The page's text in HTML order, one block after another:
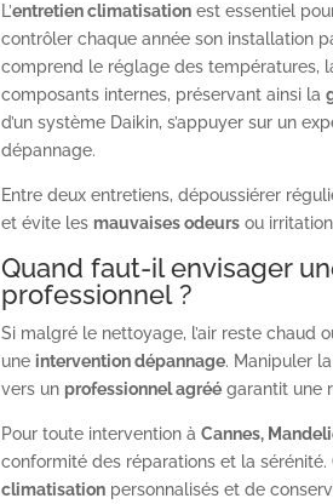
L’entretien climatisation est essentiel
contrôler chaque année son installation
comprend le réglage des températures,
composants internes, préservant ainsi la
d’un système Daikin, s’appuyer sur un
dépannage.
Entre deux entretiens, dépoussiérer
et évite les mauvaises odeurs ou
Quand faut-il envisager
professionnel ?
Si malgré le nettoyage, l’air reste chaud
une intervention dépannage. Manipuler
vers un professionnel agréé garantit une
Pour toute intervention àCannes,
conformité des réparations et la
climatisation personnalisés et de